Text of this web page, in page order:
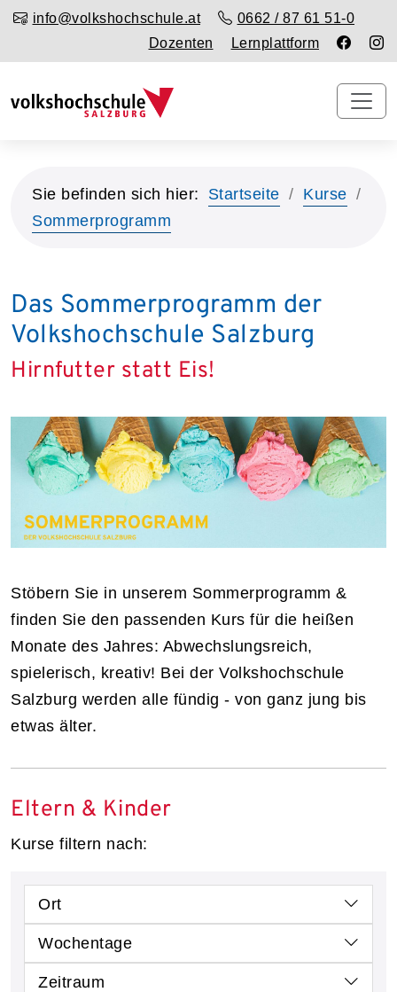
info@volkshochschule.at
0662 / 87 61 51-0
Dozenten
Lernplattform
Sie befinden sich hier: Startseite
Kurse
Sommerprogramm
Das Sommerprogramm der
Volkshochschule Salzburg
Hirnfutter statt Eis!
Stöbern Sie in unserem Sommerprogramm &
finden Sie den passenden Kurs für die heißen
Monate des Jahres: Abwechslungsreich,
spielerisch, kreativ! Bei der Volkshochschule
Salzburg werden alle fündig - von ganz jung bis
etwas älter.
Eltern & Kinder
Kurse filtern nach:
Ort
Wochentage
Zeitraum